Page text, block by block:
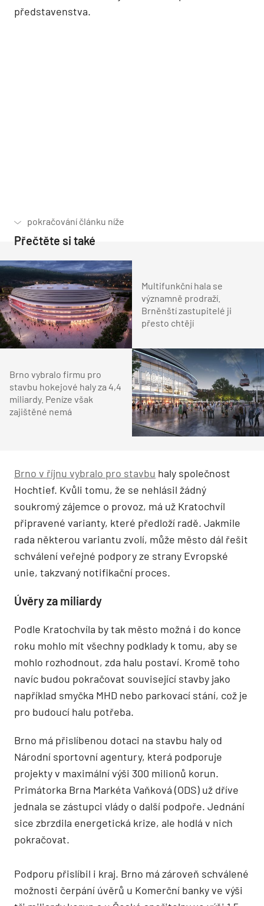
představenstva.
Přečtěte si také
Multifunkční hala se
významně prodraží.
Brněnští zastupitelé ji
přesto chtějí
Brno vybralo firmu pro
stavbu hokejové haly za 4,4
miliardy. Peníze však
zajištěné nemá
Brno v říjnu vybralo pro stavbu haly společnost
Hochtief. Kvůli tomu, že se nehlásil žádný
soukromý zájemce o provoz, má už Kratochvíl
připravené varianty, které předloží radě. Jakmile
rada některou variantu zvolí, může město dál řešit
schválení veřejné podpory ze strany Evropské
unie, takzvaný notifikační proces.
Úvěry za miliardy
Podle Kratochvíla by tak město možná i do konce
roku mohlo mít všechny podklady k tomu, aby se
mohlo rozhodnout, zda halu postaví. Kromě toho
navíc budou pokračovat související stavby jako
například smyčka MHD nebo parkovací stání, což je
pro budoucí halu potřeba.
Brno má přislíbenou dotaci na stavbu haly od
Národní sportovní agentury, která podporuje
projekty v maximální výši 300 milionů korun.
Primátorka Brna Markéta Vaňková (ODS) už dříve
jednala se zástupci vlády o další podpoře. Jednání
sice zbrzdila energetická krize, ale hodlá v nich
pokračovat.
Podporu přislíbil i kraj. Brno má zároveň schválené
možnosti čerpání úvěrů u Komerční banky ve výši